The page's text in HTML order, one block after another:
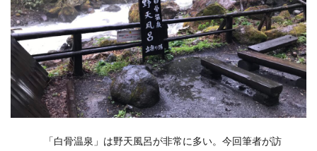
「白骨温泉」は野天風呂が非常に多い。今回筆者が訪